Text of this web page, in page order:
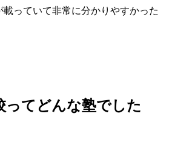
っていて非常に分かりやすかった
ってどんな塾でした